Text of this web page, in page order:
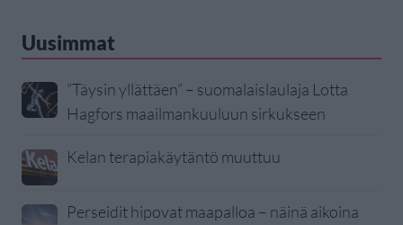
Uusimmat
”Täysin yllättäen” – suomalaislaulaja Lotta
Hagfors maailmankuuluun sirkukseen
Kelan terapiakäytäntö muuttuu
Perseidit hipovat maapalloa – näinä aikoina